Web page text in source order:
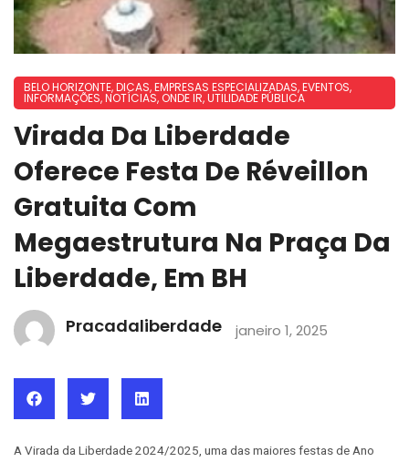
BELO HORIZONTE,DICAS,EMPRESAS ESPECIALIZADAS,EVENTOS,
INFORMAÇÕES,NOTÍCIAS, ONDE IR,UTILIDADE PÚBLICA
Virada Da Liberdade
Oferece Festa De Réveillon
Gratuita Com
Megaestrutura Na Praça Da
Liberdade, Em BH
Pracadaliberdade janeiro 1, 2025
A Virada da Liberdade 2024/2025, uma das maiores festas de Ano